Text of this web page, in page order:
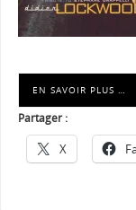
EN SAVOIR PLUS …
Partager :
X